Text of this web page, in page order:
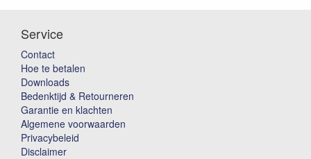
Service
Contact
Hoe te betalen
Downloads
Bedenktijd & Retourneren
Garantie en klachten
Algemene voorwaarden
Privacybeleid
Disclaimer